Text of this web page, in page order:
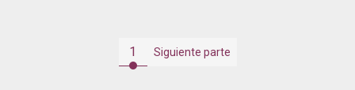
1 Siguiente parte